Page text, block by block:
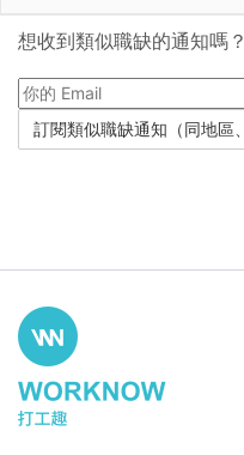
想收到類似職缺的通知嗎？